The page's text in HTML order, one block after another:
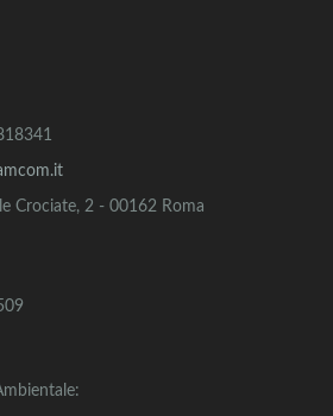
Crociate, 2 - 00162 Roma